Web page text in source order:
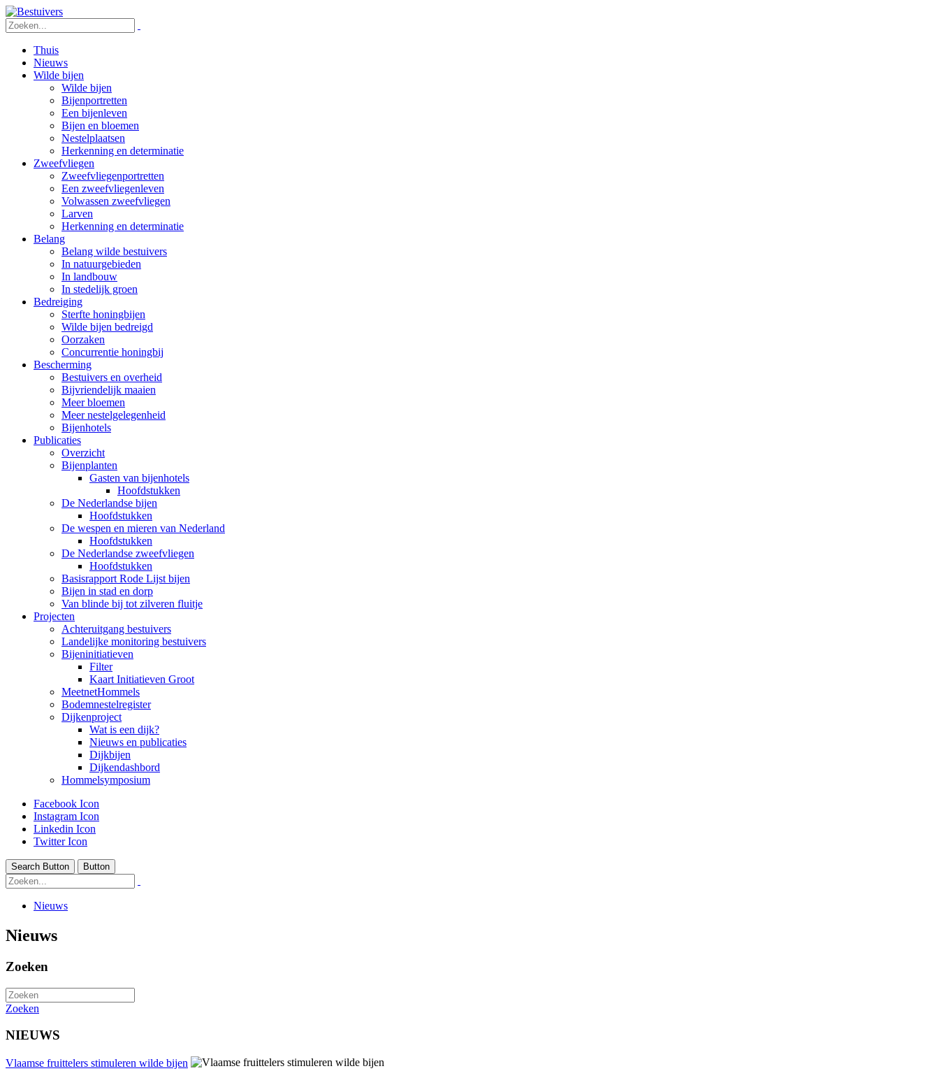
Thuis
Nieuws
Wilde bijen
Wilde bijen
Bijenportretten
Een bijenleven
Bijen en bloemen
Nestelplaatsen
Herkenning en determinatie
Zweefvliegen
Zweefvliegenportretten
Een zweefvliegenleven
Volwassen zweefvliegen
Larven
Herkenning en determinatie
Belang
Belang wilde bestuivers
In natuurgebieden
In landbouw
In stedelijk groen
Bedreiging
Sterfte honingbijen
Wilde bijen bedreigd
Oorzaken
Concurrentie honingbij
Bescherming
Bestuivers en overheid
Bijvriendelijk maaien
Meer bloemen
Meer nestelgelegenheid
Bijenhotels
Publicaties
Overzicht
Bijenplanten
Gasten van bijenhotels
Hoofdstukken
De Nederlandse bijen
Hoofdstukken
De wespen en mieren van Nederland
Hoofdstukken
De Nederlandse zweefvliegen
Hoofdstukken
Basisrapport Rode Lijst bijen
Bijen in stad en dorp
Van blinde bij tot zilveren fluitje
Projecten
Achteruitgang bestuivers
Landelijke monitoring bestuivers
Bijeninitiatieven
Filter
Kaart Initiatieven Groot
MeetnetHommels
Bodemnestelregister
Dijkenproject
Wat is een dijk?
Nieuws en publicaties
Dijkbijen
Dijkendashbord
Hommelsymposium
Facebook Icon
Instagram Icon
Linkedin Icon
Twitter Icon
Search Button Button
Nieuws
Nieuws
Zoeken
Zoeken
NIEUWS
Vlaamse fruittelers stimuleren wilde bijen